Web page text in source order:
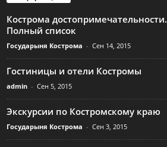
Кострома достопримечательности.
Полный список
Государыня Кострома - Сен 14, 2015
Гостиницы и отели Костромы
admin - Сен 5, 2015
Экскурсии по Костромскому краю
Государыня Кострома - Сен 3, 2015